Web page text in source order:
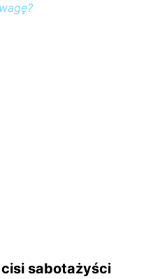
cisi sabotażyści